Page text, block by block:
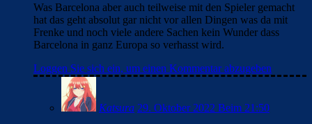
Was Barcelona aber auch teilweise mit den Spieler gemacht
hat das geht absolut gar nicht vor allen Dingen was da mit
Frenke und noch viele andere Sachen kein Wunder dass
Barcelona in ganz Europa so verhasst wird.
Loggen Sie sich ein, um einen Kommentar abzugeben
Katsura 29. Oktober 2022 Beim 21:50